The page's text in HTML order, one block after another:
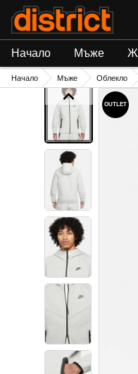
Начало Мъже
Начало Мъже Облекло
OUTLET